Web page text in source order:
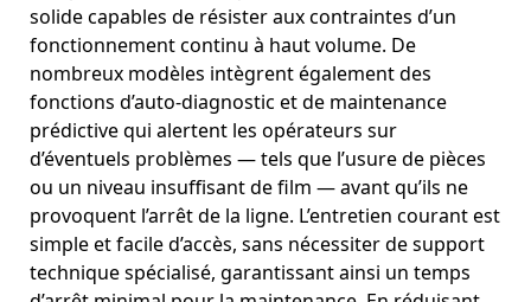
solide capables de résister aux contraintes d’un
fonctionnement continu à haut volume. De
nombreux modèles intègrent également des
fonctions d’auto-diagnostic et de maintenance
prédictive qui alertent les opérateurs sur
d’éventuels problèmes — tels que l’usure de pièces
ou un niveau insuffisant de film — avant qu’ils ne
provoquent l’arrêt de la ligne. L’entretien courant est
simple et facile d’accès, sans nécessiter de support
technique spécialisé, garantissant ainsi un temps